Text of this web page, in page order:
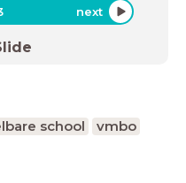
next
school
vmbo